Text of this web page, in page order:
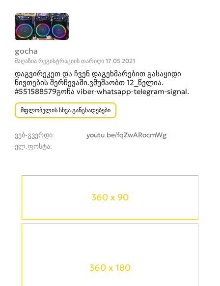
360 x 90
360 x 180
gocha
მაღაზია რეგისტრაციის თარიღი 17.05.2021
დაგვირეკეთ და ჩვენ დაგეხმარებით გასაყიდი
ნივთების შერჩევაში.ვმუშაობთ 12_წელია.
#551588579გოჩა viber-whatsapp-telegram-signal.
მფლობელის სხვა განცხადებები
ვებ-გვერდი
youtu.be/fqZwARocmWg
ელ.ფოსტა